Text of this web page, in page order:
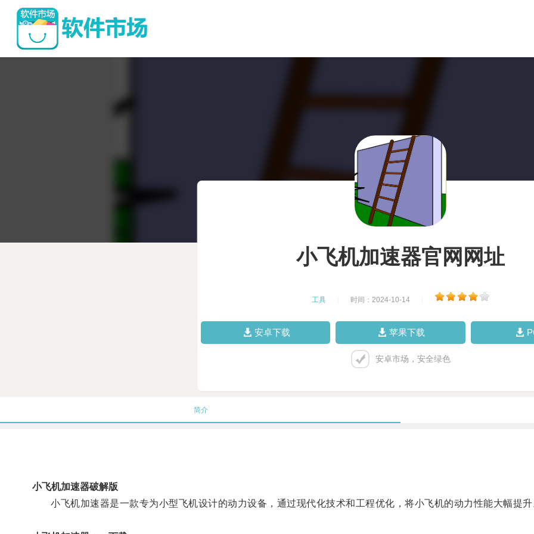
小飞机加速器官网网址
工具 时间：2024-10-14
安卓下载 苹果下载
安卓市场，安全绿色
简介
小飞机加速器破解版
小飞机加速器是一款专为小型飞机设计的动力设备，通过现代化技术和工程优化，将小飞机的动力性能大幅提升